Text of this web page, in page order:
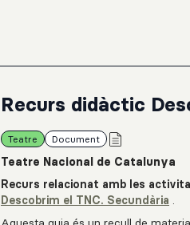
Recurs didàctic
Teatre Document
Teatre Nacional de Catalunya
Recurs relacionat amb les
Descobrim el TNC. Secundària .